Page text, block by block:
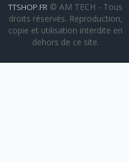
TTSHOP.FR © AM TECH - Tous
droits réservés. Reproduction,
copie et utilisation interdite en
dehors de ce site.